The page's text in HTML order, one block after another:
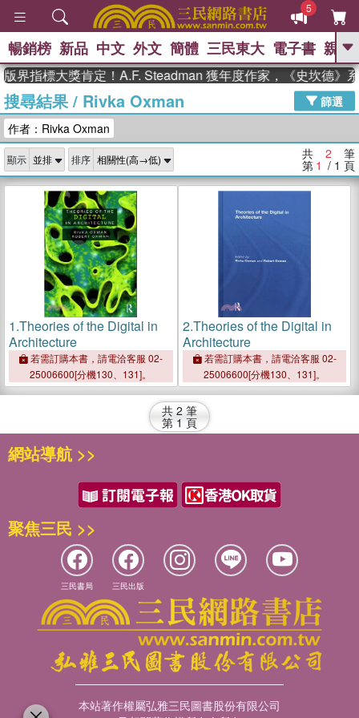
5
GO
熱搜： 高希均教授回憶錄
、 The Odyssey 、 父親節 、 如果歷
獎 臺灣漫遊錄 、 方念華 、 台灣的李
登輝時代
數學女孩：黎曼猜想 、
偉大的迷走神經
暢銷榜 新品 中文 外文 簡體 三民東大 電子書 親子
界指標大獎肯定！A.F. Steadman 獲年度作家，《史坎德》
搜尋結果/ Rivka Oxman
篩選
作者：Rivka Oxman
顯示 排序 共 2 筆
第 1 / 1 頁
1.Theories of the Digital in
Architecture
若需訂購本書，請電洽客服 02-
25006600[分機130、131]。
2.Theories of the Digital in
Architecture
若需訂購本書，請電洽客服 02-
25006600[分機130、131]。
共 2 筆
第 1 頁
網站導航 >>
聚焦三民 >>
三民書局 三民出版
本站著作權屬弘雅三民圖書股份有限公司